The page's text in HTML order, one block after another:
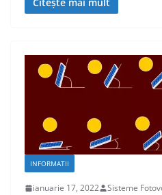
INFORMATII
ianuarie 17, 2022 Sisteme